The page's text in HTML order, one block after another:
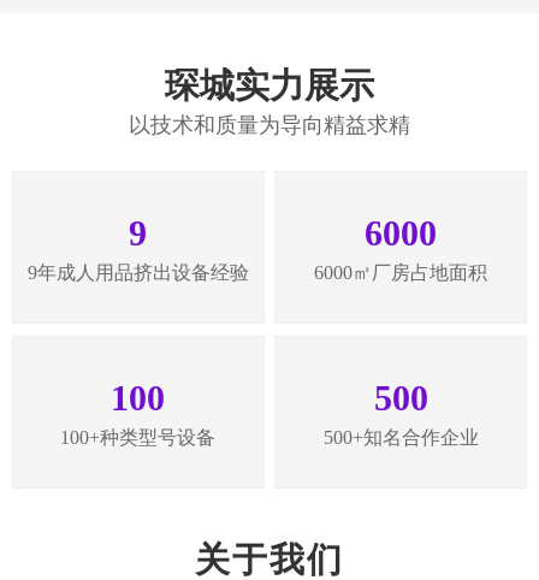
琛城实力展示
以技术和质量为导向精益求精
9
9年成人用品挤出设备经验
6000
6000㎡厂房占地面积
100
100+种类型号设备
500
500+知名合作企业
关于我们